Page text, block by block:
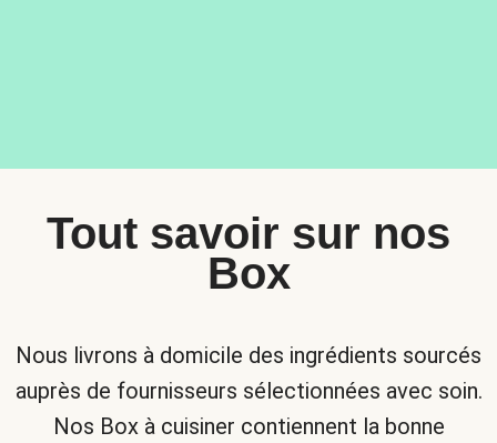
Tout savoir sur nos
Box
Nous livrons à domicile des ingrédients sourcés
auprès de fournisseurs sélectionnées avec soin.
Nos Box à cuisiner contiennent la bonne